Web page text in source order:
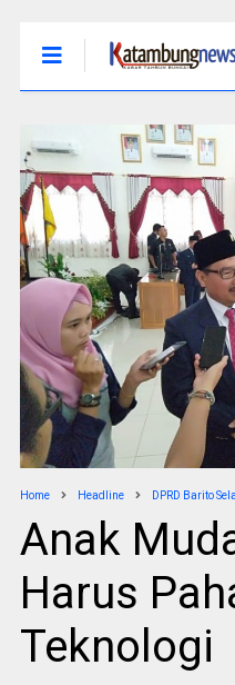
Home Headline DPRD Barito
Anak
Harus
Teknologi